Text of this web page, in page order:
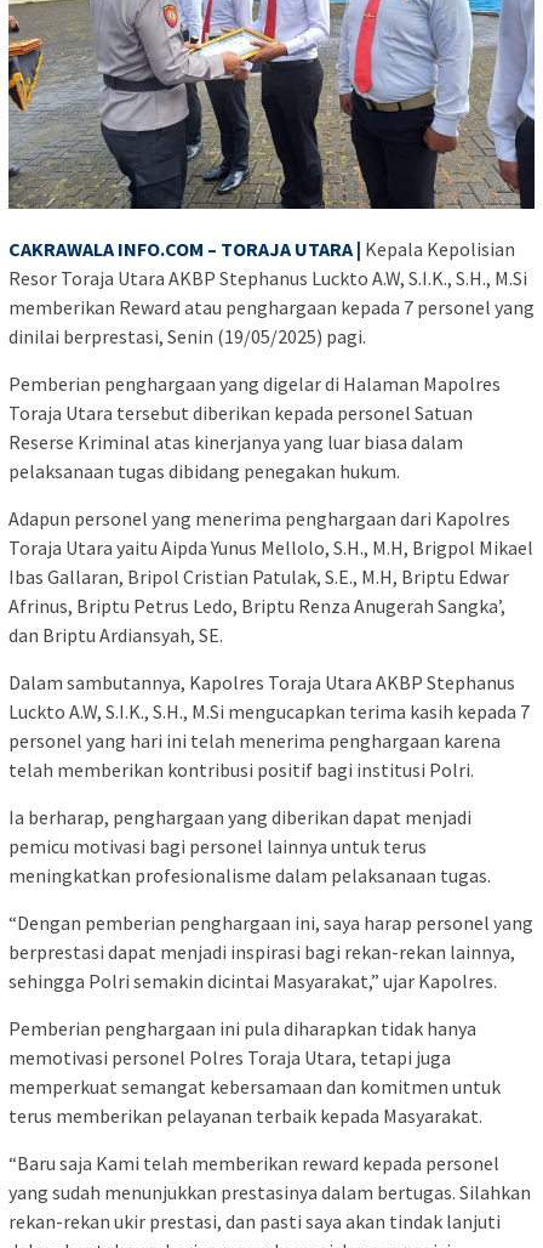
CAKRAWALA INFO.COM – TORAJA UTARA | Kepala Kepolisian
Resor Toraja Utara AKBP Stephanus Luckto A.W, S.I.K., S.H., M.Si
memberikan Reward atau penghargaan kepada 7 personel yang
dinilai berprestasi, Senin (19/05/2025) pagi.
Pemberian penghargaan yang digelar di Halaman Mapolres
Toraja Utara tersebut diberikan kepada personel Satuan
Reserse Kriminal atas kinerjanya yang luar biasa dalam
pelaksanaan tugas dibidang penegakan hukum.
Adapun personel yang menerima penghargaan dari Kapolres
Toraja Utara yaitu Aipda Yunus Mellolo, S.H., M.H, Brigpol Mikael
Ibas Gallaran, Bripol Cristian Patulak, S.E., M.H, Briptu Edwar
Afrinus, Briptu Petrus Ledo, Briptu Renza Anugerah Sangka’,
dan Briptu Ardiansyah, SE.
Dalam sambutannya, Kapolres Toraja Utara AKBP Stephanus
Luckto A.W, S.I.K., S.H., M.Si mengucapkan terima kasih kepada 7
personel yang hari ini telah menerima penghargaan karena
telah memberikan kontribusi positif bagi institusi Polri.
Ia berharap, penghargaan yang diberikan dapat menjadi
pemicu motivasi bagi personel lainnya untuk terus
meningkatkan profesionalisme dalam pelaksanaan tugas.
“Dengan pemberian penghargaan ini, saya harap personel yang
berprestasi dapat menjadi inspirasi bagi rekan-rekan lainnya,
sehingga Polri semakin dicintai Masyarakat,” ujar Kapolres.
Pemberian penghargaan ini pula diharapkan tidak hanya
memotivasi personel Polres Toraja Utara, tetapi juga
memperkuat semangat kebersamaan dan komitmen untuk
terus memberikan pelayanan terbaik kepada Masyarakat.
“Baru saja Kami telah memberikan reward kepada personel
yang sudah menunjukkan prestasinya dalam bertugas. Silahkan
rekan-rekan ukir prestasi, dan pasti saya akan tindak lanjuti